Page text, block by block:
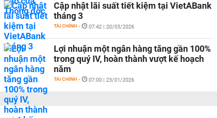
Cập nhật lãi suất tiết kiệm tại VietABank
tháng 3
TÀI CHÍNH - 07:42 | 20/03/2026
Lợi nhuận một ngân hàng tăng gần 100%
trong quý IV, hoàn thành vượt kế hoạch
năm
TÀI CHÍNH - 07:00 | 23/01/2026